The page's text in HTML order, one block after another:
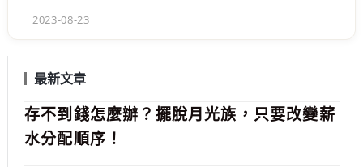
問題的角度！本次IMV品書俱樂部，特別選擇
了 朗恩‧傅利曼 的《逆向工程》這本書，帶
到解決的方法！這次活動深入探索了《逆向工
關鍵+1大重點，讓夥伴們，從逆向工程中，找
到讓自己變更好的『行動指南』！
2023-08-23
最新文章
存不到錢怎麼辦？擺脫月光族，只要改變薪
水分配順序！